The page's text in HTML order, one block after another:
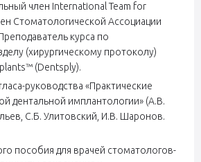
член International Team for
Стоматологической Ассоциации
курса по
(хирургическому протоколу)
(Dentsply).
руководства «Практические
дентальной имплантологии» (А.В.
С.Б. Улитовский, И.В. Шаронов.
пособия для врачей стоматологов-